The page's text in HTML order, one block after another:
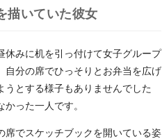
描いていた彼女
休みに机を引っ付けて女子グループ
自分の席でひっそりとお弁当を広げ
うとする様子もありませんでした
った一人です。
席でスケッチブックを開いている姿